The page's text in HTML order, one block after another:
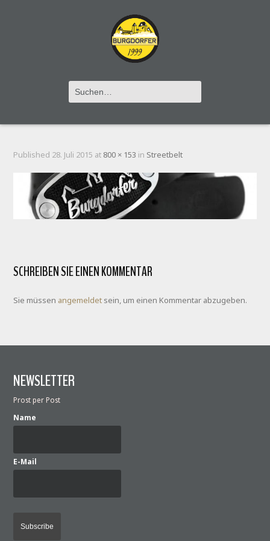
Published 28. Juli 2015 at 800 × 153 in Streetbelt
SCHREIBEN SIE EINEN KOMMENTAR
Sie müssen angemeldet sein, um einen Kommentar abzugeben.
NEWSLETTER
Prost per Post
Name
E-Mail